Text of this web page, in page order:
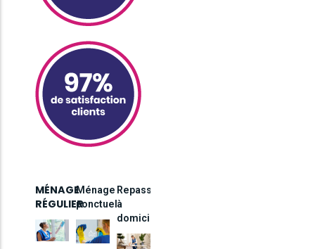
MÉNAGE
RÉGULIER
Ménage
ponctuel
Repassage
à
domicile